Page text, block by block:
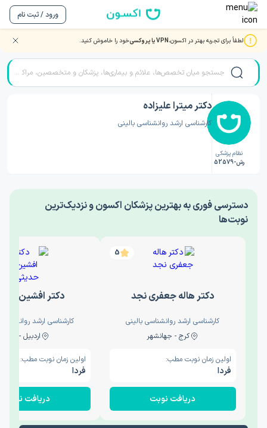
ورود / ثبت نام
لطفاً برای تجربه بهتر در اکسون،VPN یا پروکسی خود را خاموش کنید. صفحه اصلی/دکتر روانشناسی/دکتر میترا علیزاده
نظام پزشکی
رش-52579
دکتر میترا علیزاده
کارشناسی ارشد روانشناسی بالینی
‎دسترسی فوری به بهترین پزشکان اکسون و نزدیک‌ترین
نوبت‌ها
5
دکتر هاله جعفری نجد
کارشناسی ارشد روانشناسی بالینی
کرج - جهانشهر
اولین زمان نوبت مطب:
فردا
دریافت نوبت
دکتر افشین
کارشناسی ارشد
اردبیل - والی
اولین زمان نوبت مطب:
فردا
دریافت نوبت